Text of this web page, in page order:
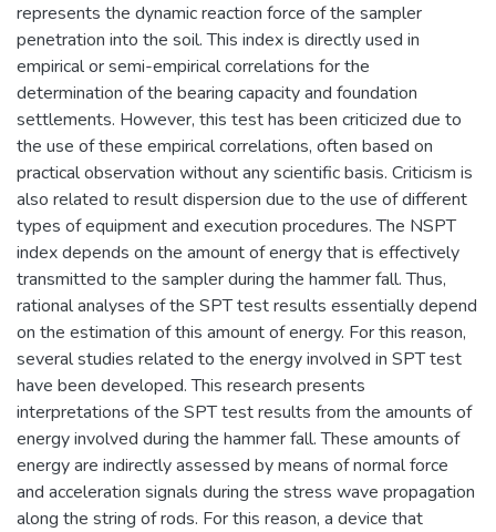
represents the dynamic reaction force of the sampler
penetration into the soil. This index is directly used in
empirical or semi-empirical correlations for the
determination of the bearing capacity and foundation
settlements. However, this test has been criticized due to
the use of these empirical correlations, often based on
practical observation without any scientific basis. Criticism is
also related to result dispersion due to the use of different
types of equipment and execution procedures. The NSPT
index depends on the amount of energy that is effectively
transmitted to the sampler during the hammer fall. Thus,
rational analyses of the SPT test results essentially depend
on the estimation of this amount of energy. For this reason,
several studies related to the energy involved in SPT test
have been developed. This research presents
interpretations of the SPT test results from the amounts of
energy involved during the hammer fall. These amounts of
energy are indirectly assessed by means of normal force
and acceleration signals during the stress wave propagation
along the string of rods. For this reason, a device that